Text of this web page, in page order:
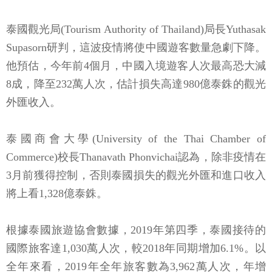
泰國觀光局(Tourism Authority of Thailand)局長Yuthasak
Supasorn研判，這波疫情將使中國遊客數量急劇下降。
他預估，今年前4個月，中國入境遊客人次最高恐大減
8成，降至232萬人次，估計損失高達980億泰銖的觀光
外匯收入。
泰國商會大學(University of the Thai Chamber of
Commerce)校長Thanavath Phonvichai認為，除非疫情在
3月前獲得控制，否則泰國損失的觀光外匯和進口收入
將上看1,328億泰銖。
根據泰國旅遊協會數據，2019年第四季，泰國接待的
國際旅客達1,030萬人次，較2018年同期增加6.1%。以
全年來看，2019年全年旅客數為3,962萬人次，年增